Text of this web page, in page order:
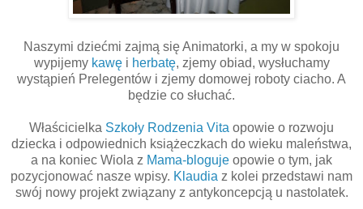
Naszymi dziećmi zajmą się Animatorki, a my w spokoju
wypijemy kawęi herbatę, zjemy obiad, wysłuchamy
wystąpień Prelegentów i zjemy domowej roboty ciacho. A
będzie co słuchać.
Właścicielka Szkoły Rodzenia Vita opowie o rozwoju
dziecka i odpowiednich książeczkach do wieku maleństwa,
a na koniec Wiola z Mama-bloguje opowie o tym, jak
pozycjonować nasze wpisy. Klaudia z kolei przedstawi nam
swój nowy projekt związany z antykoncepcją u nastolatek.